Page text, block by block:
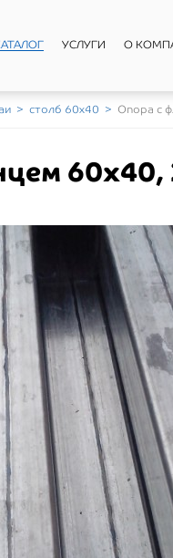
УСЛУГИ О
> столб 60х40 > Опора с